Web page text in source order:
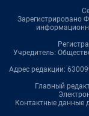
Зарегистрировано
Учредитель:
Адрес редакции:
Главный
Контактные данные